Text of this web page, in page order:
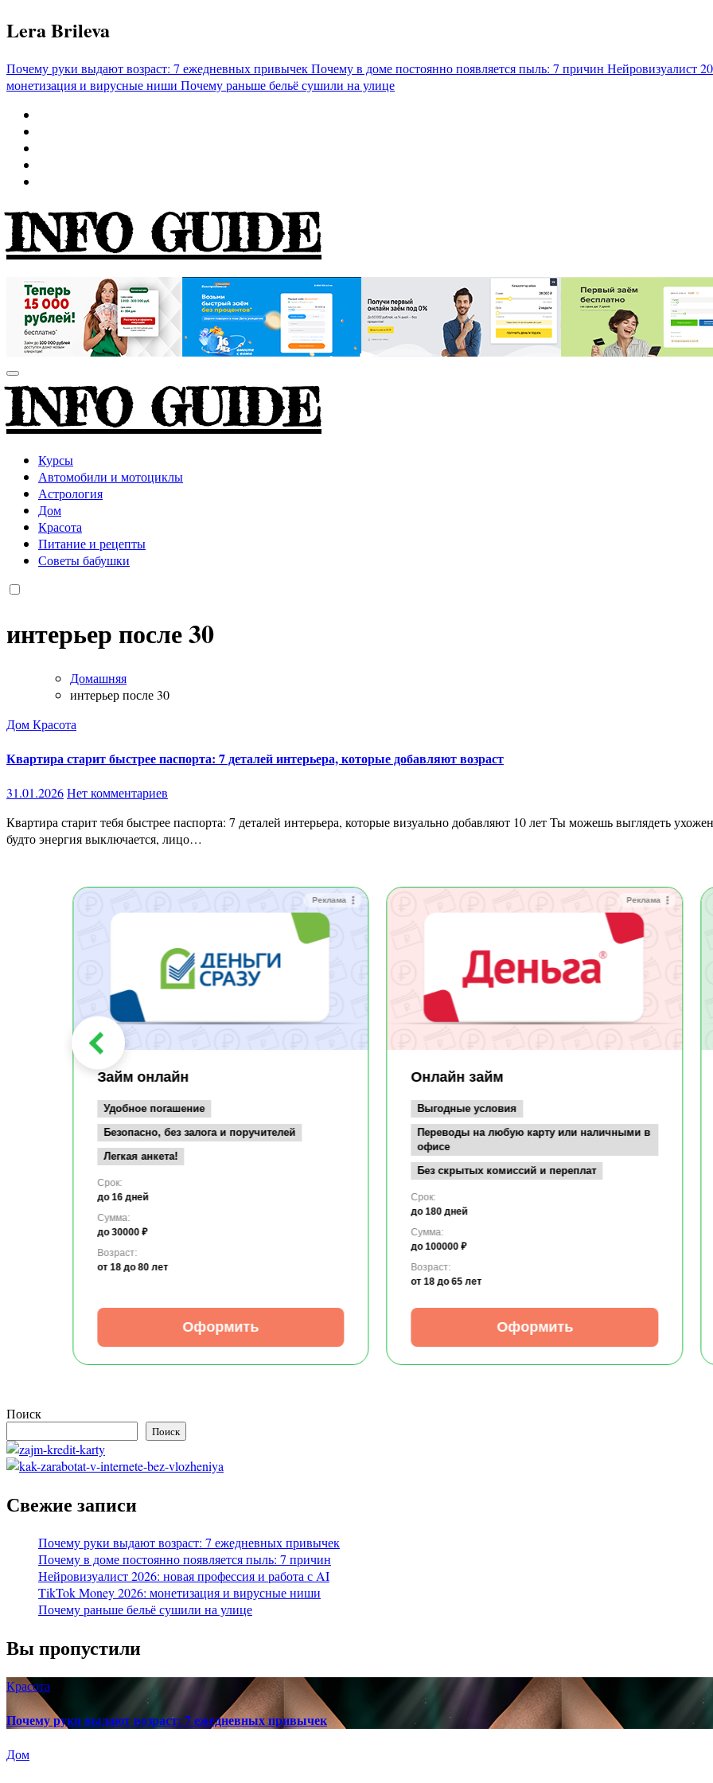
Перейти
к
Lera Brileva
Почему руки выдают возраст: 7 ежедневных привычекПочему в доме постоянно появляется пыль: 7 причин Нейровизуалист
монетизация и вирусные ниши Почему раньше бельё сушили на улице
INFO GUIDE
INFO GUIDE
Курсы
Автомобили и мотоциклы
Астрология
Дом
Красота
Питание и рецепты
Советы бабушки
интерьер после 30
Домашняя
интерьер после 30
ДомКрасота
Квартира старит быстрее паспорта: 7 деталей интерьера, которые добавляют возраст
31.01.2026Нет комментариев
Квартира старит тебя быстрее паспорта: 7 деталей интерьера, которые визуально добавляют 10 лет Ты можешь выглядеть ухоженно.Следить за кожей.Ходить в зал. Но приходишь домой — и
будто энергия выключается, лицо…
Реклама
Займ онлайн
Удобное погашение
Безопасно, без залога и поручителей
Легкая анкета!
Срок:
до 16 дней
Сумма:
до 30000 ₽
Возраст:
от 18 до 80 лет
Оформить
Реклама
Онлайн займ
Выгодные условия
Переводы на любую карту или наличными в
офисе
Без скрытых комиссий и переплат
Срок:
до 180 дней
Сумма:
до 100000 ₽
Возраст:
от 18 до 65 лет
Оформить
Поиск
Поиск
Свежие записи
Почему руки выдают возраст: 7 ежедневных привычек
Почему в доме постоянно появляется пыль: 7 причин
Нейровизуалист 2026: новая профессия и работа с AI
TikTok Money 2026: монетизация и вирусные ниши
Почему раньше бельё сушили на улице
Вы пропустили
Красота
Почему руки выдают возраст: 7 ежедневных привычек
Дом